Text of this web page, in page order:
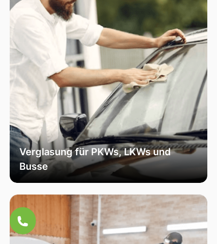
Verglasung für PKWs, LKWs und
Busse
Unsere Verglasungsdienste umfassen alle
Lastkraftwagen bis hin zu Bussen. Wir sorgen
für eine fachmännische Installation und hohe
Qualität, um die Sicherheit und Funktionalität
Ihres Fahrzeugs zu erhöhen.